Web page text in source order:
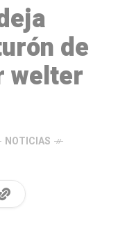
de
welter
NOTICIAS